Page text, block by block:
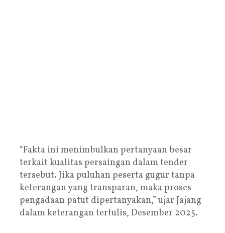
“Fakta ini menimbulkan pertanyaan besar
terkait kualitas persaingan dalam tender
tersebut. Jika puluhan peserta gugur tanpa
keterangan yang transparan, maka proses
pengadaan patut dipertanyakan,” ujar Jajang
dalam keterangan tertulis, Desember 2025.